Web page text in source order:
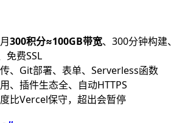
300积分≈100GB带宽、300分钟构建、
免费SSL
、Git部署、表单、Serverless函数
、插件生态全、自动HTTPS
比Vercel保守，超出会暂停